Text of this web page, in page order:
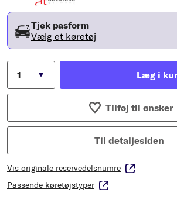
Tjek pasform
Vælg et køretøj
Læg i
Tilføj til ønsker
Til detaljesiden
Vis originale reservedelsnumre
Passende køretøjstyper